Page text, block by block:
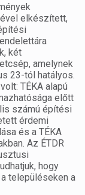
elkészített,
két
amelynek
23-tól hatályos.
TÉKA alapú
előtt
számú építési
érdemi
és a TÉKA
Az ÉTDR
hogy
településeken a